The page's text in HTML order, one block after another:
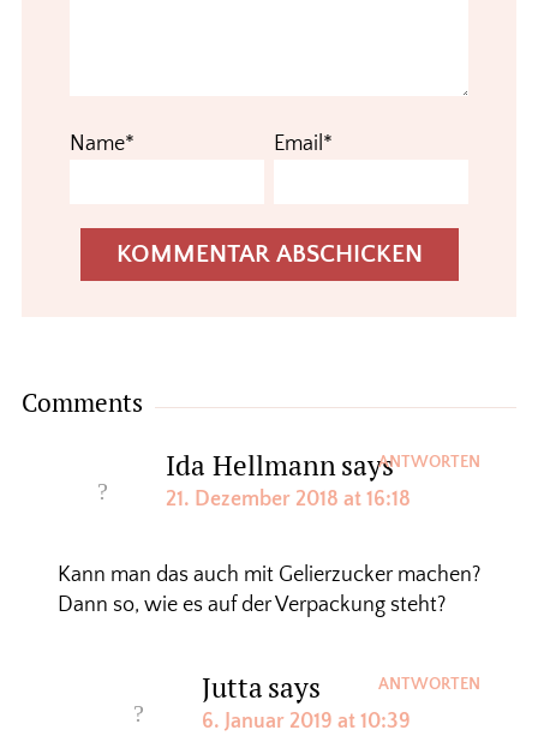
Name* Email*
Comments
Ida Hellmannsays
21. Dezember 2018 at 16:18
Kann man das auch mit Gelierzucker machen?
Dann so, wie es auf der Verpackung steht?
ANTWORTEN
Juttasays
6. Januar 2019 at 10:39
ANTWORTEN